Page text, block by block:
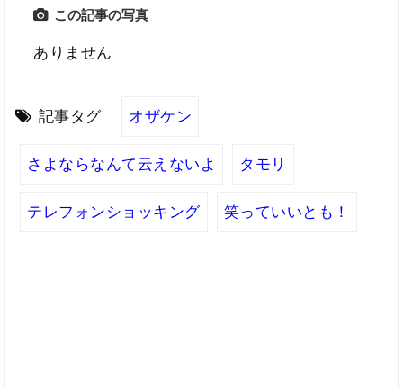
この記事の写真
ありません
記事タグ オザケン
さよならなんて云えないよ タモリ
テレフォンショッキング 笑っていいとも！